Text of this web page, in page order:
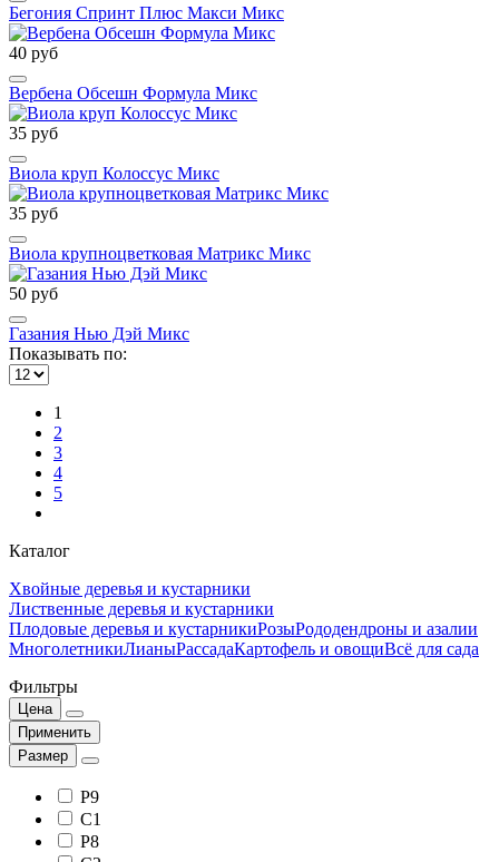
Бегония Спринт Плюс Макси Микс
40 руб
Вербена Обсешн Формула Микс
35 руб
Виола круп Колоссус Микс
35 руб
Виола крупноцветковая Матрикс Микс
50 руб
Газания Нью Дэй Микс
Показывать по:
1
2
3
4
5
Каталог
Хвойные деревья и кустарники
Лиственные деревья и кустарники
Плодовые деревья и кустарникиРозыРододендроны и азалии
МноголетникиЛианыРассадаКартофель и овощиВсё для сада
Фильтры
Цена
Применить
Размер
Р9
С1
Р8